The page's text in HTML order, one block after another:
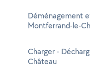
Déménagement
Montferrand-le-
Charger -
Château